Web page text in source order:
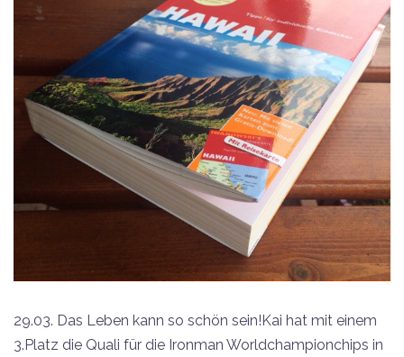
29.03. Das Leben kann so schön sein!Kai hat mit einem
3.Platz die Quali für die Ironman Worldchampionchips in